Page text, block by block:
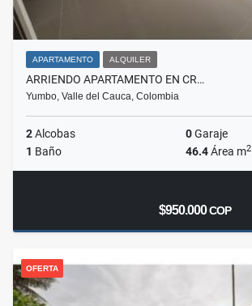
APARTAMENTO ALQUILER
ARRIENDO APARTAMENTO EN CR…
Yumbo, Valle del Cauca, Colombia
2Alcobas 0Garaje
1 Baño 46.4Área m2
$950.000COP
OFERTA